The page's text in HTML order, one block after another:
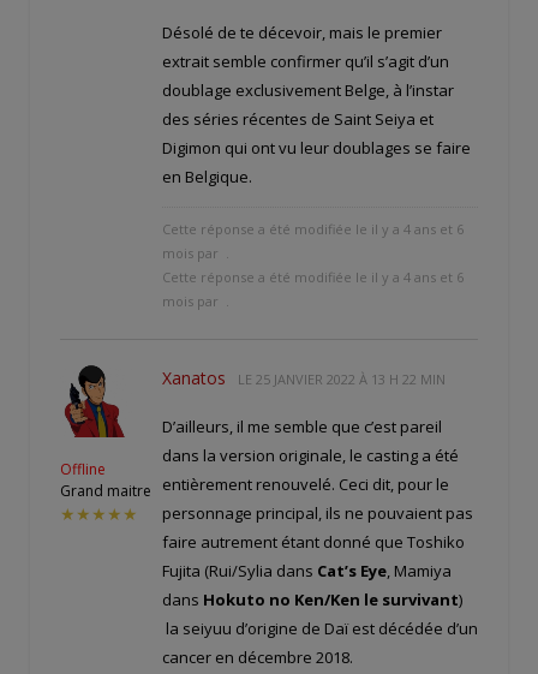
Désolé de te décevoir, mais le premier
extrait semble confirmer qu’il s’agit d’un
doublage exclusivement Belge, à l’instar
des séries récentes de Saint Seiya et
Digimon qui ont vu leur doublages se faire
en Belgique.
Cette réponse a été modifiée le il y a 4 ans et 6
mois par .
Cette réponse a été modifiée le il y a 4 ans et 6
mois par .
Offline
Grand maitre
★★★★★
Xanatos LE 25 JANVIER 2022 À 13 H 22 MIN
D’ailleurs, il me semble que c’est pareil
dans la version originale, le casting a été
entièrement renouvelé. Ceci dit, pour le
personnage principal, ils ne pouvaient pas
faire autrement étant donné que Toshiko
Fujita (Rui/Sylia dans Cat’s Eye, Mamiya
dans Hokuto no Ken/Ken le survivant)
la seiyuu d’origine de Daï est décédée d’un
cancer en décembre 2018.